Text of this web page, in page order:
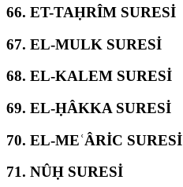
66. ET-TAḤRÎM SURESİ
67. EL-MULK SURESİ
68. EL-KALEM SURESİ
69. EL-ḤÂKKA SURESİ
70. EL-MEʿÂRİC SURESİ
71. NÛḤ SURESİ